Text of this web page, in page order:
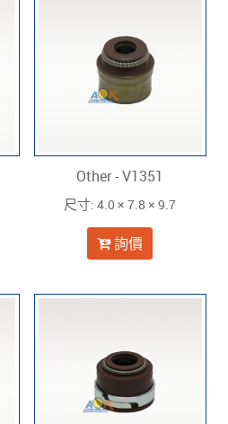
Other - V1351
尺寸: 4.0 × 7.8 × 9.7
詢價